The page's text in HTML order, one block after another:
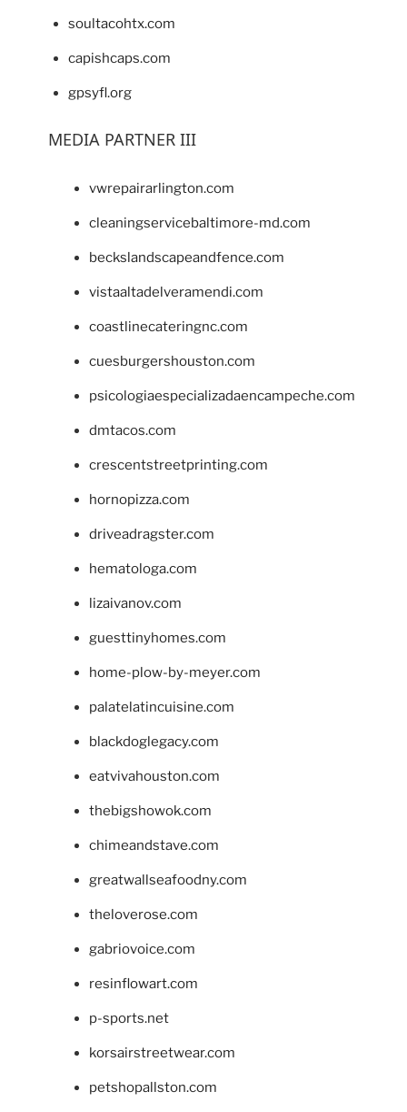
soultacohtx.com
capishcaps.com
gpsyfl.org
MEDIA PARTNER III
vwrepairarlington.com
cleaningservicebaltimore-md.com
beckslandscapeandfence.com
vistaaltadelveramendi.com
coastlinecateringnc.com
cuesburgershouston.com
psicologiaespecializadaencampeche.com
dmtacos.com
crescentstreetprinting.com
hornopizza.com
driveadragster.com
hematologa.com
lizaivanov.com
guesttinyhomes.com
home-plow-by-meyer.com
palatelatincuisine.com
blackdoglegacy.com
eatvivahouston.com
thebigshowok.com
chimeandstave.com
greatwallseafoodny.com
theloverose.com
gabriovoice.com
resinflowart.com
p-sports.net
korsairstreetwear.com
petshopallston.com